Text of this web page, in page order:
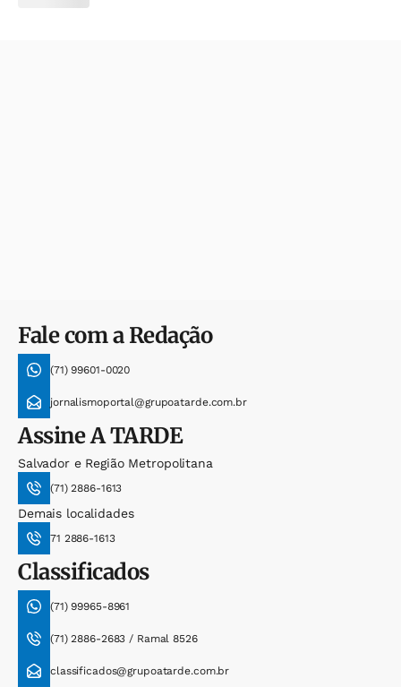
Fale com a Redação
(71) 99601-0020
jornalismoportal@grupoatarde.com.br
AssineA TARDE
Salvador e Região Metropolitana
(71) 2886-1613
Demais localidades
71 2886-1613
Classificados
(71) 99965-8961
(71) 2886-2683 / Ramal 8526
classificados@grupoatarde.com.br